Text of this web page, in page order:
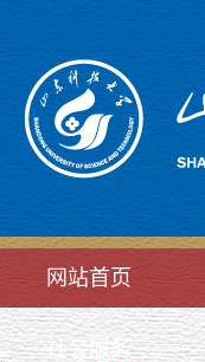
网站首页
社会服务